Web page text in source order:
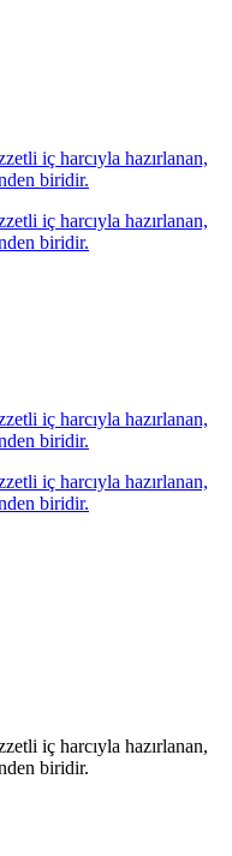
iç harcıyla hazırlanan,
biridir.
iç harcıyla hazırlanan,
biridir.
iç harcıyla hazırlanan,
biridir.
iç harcıyla hazırlanan,
biridir.
iç harcıyla hazırlanan,
biridir.